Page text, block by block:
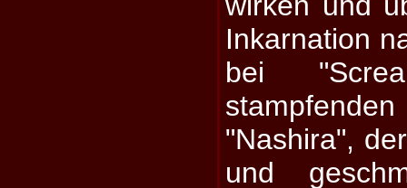
Inkarnation
bei
"Nashira",
und